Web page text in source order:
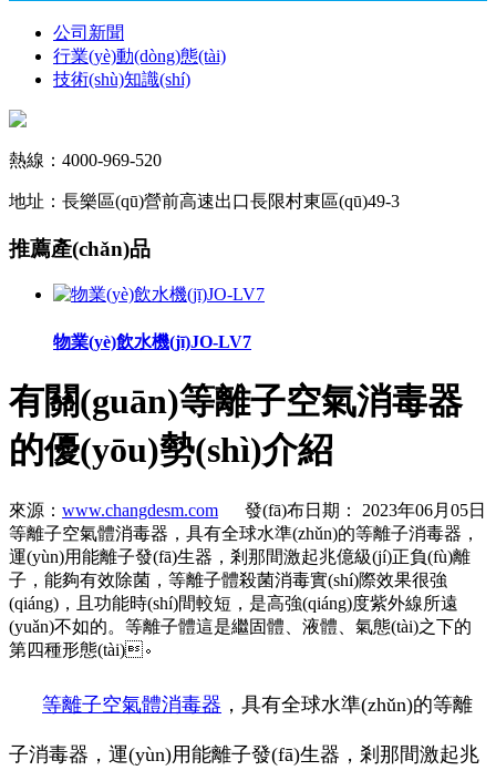
公司新聞
行業(yè)動(dòng)態(tài)
技術(shù)知識(shí)
熱線：4000-969-520
地址：長樂區(qū)營前高速出口長限村東區(qū)49-3
推薦產(chǎn)品
物業(yè)飲水機(jī)JO-LV7
有關(guān)等離子空氣消毒器
的優(yōu)勢(shì)介紹
來源： www.changdesm.com 發(fā)布日期： 2023年06月05日
等離子空氣體消毒器，具有全球水準(zhǔn)的等離子消毒器，
運(yùn)用能離子發(fā)生器，剎那間激起兆億級(jí)正負(fù)離
子，能夠有效除菌，等離子體殺菌消毒實(shí)際效果很強
(qiáng)，且功能時(shí)間較短，是高強(qiáng)度紫外線所遠
(yuǎn)不如的。等離子體這是繼固體、液體、氣態(tài)之下的
第四種形態(tài)。
等離子空氣體消毒器 ，具有全球水準(zhǔn)的等離
子消毒器，運(yùn)用能離子發(fā)生器，剎那間激起兆